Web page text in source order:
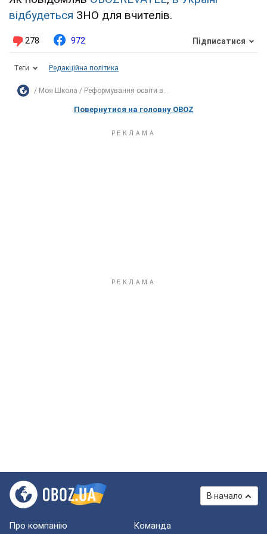
відбудеться ЗНО для вчителів.
278 972 Підписатися
Теги Редакційна політика
Моя Школа Реформування освіти в...
Повернутися на головну OBOZ
В начало
Про компанію Команда